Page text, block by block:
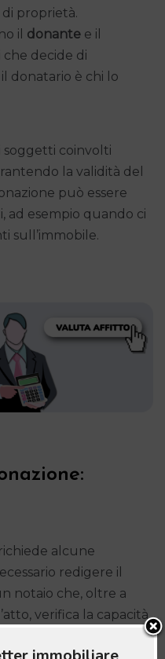
proprietà.
il donante e il
decide di
donatario è chi lo
soggetti coinvolti
la validità del
può essere
ad esempio quando ci
sull’immobile.
richiede alcune
redigere il
notaio che, oltre a
verifica la capacità